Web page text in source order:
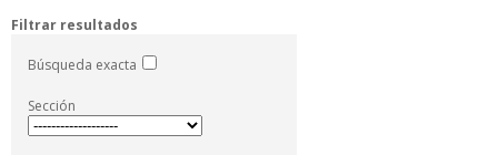
Filtrar resultados
Búsqueda exacta
Sección